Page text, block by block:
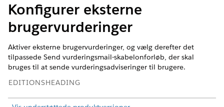
Konfigurer eksterne
brugervurderinger
Aktiver eksterne brugervurderinger, og vælg derefter det
tilpassede Send vurderingsmail-skabelonforløb, der skal
bruges til at sende vurderingsadviseringer til brugere.
EDITIONSHEADING